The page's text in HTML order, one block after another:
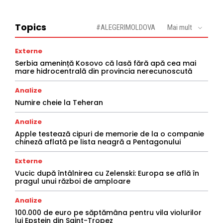
Topics #ALEGERIMOLDOVA Mai mult
Externe
Serbia amenință Kosovo că lasă fără apă cea mai
mare hidrocentrală din provincia nerecunoscută
Analize
Numire cheie la Teheran
Analize
Apple testează cipuri de memorie de la o companie
chineză aflată pe lista neagră a Pentagonului
Externe
Vucic după întâlnirea cu Zelenski: Europa se află în
pragul unui război de amploare
Analize
100.000 de euro pe săptămâna pentru vila violurilor
lui Epstein din Saint-Tropez